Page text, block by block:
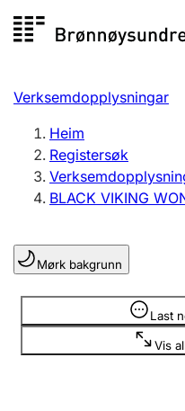
Registersøk
Aksjeselskap
Enkeltpersonføretak
Registrere, endre,
Lag og foreining
Registrere, endre,
Verksemdopplysningar
Heim
Registersøk
BLACK VIKING
Mørk bakgrunn
Last
Vis
Opplysninger er skjult